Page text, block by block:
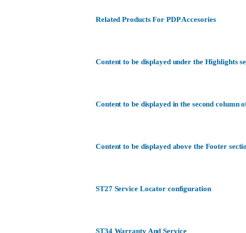
Related Products For PDP Accesories
Content to be displayed under the Highlights
Content to be displayed in the second column
Content to be displayed above the Footer
ST27 Service Locator configuration
ST34 Warranty And Service